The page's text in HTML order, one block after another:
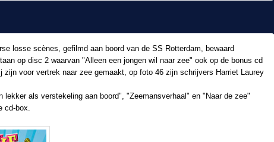
losse scènes, gefilmd aan boord van de SS Rotterdam, bewaard
op disc 2 waarvan "Alleen een jongen wil naar zee" ook op de bonus cd
zijn voor vertrek naar zee gemaakt, op foto 46 zijn schrijvers Harriet Laurey
als verstekeling aan boord", "Zeemansverhaal" en "Naar de zee"
cd-box.